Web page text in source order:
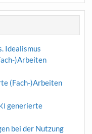
Idealismus
)Arbeiten
(Fach-)Arbeiten
generierte
bei der Nutzung